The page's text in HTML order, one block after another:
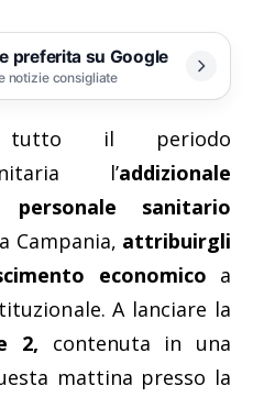
preferita su Google
notizie consigliate
tutto il periodo
l’addizionale
sanitario
Campania, attribuirgli
economico a
A lanciare la
2, contenuta in una
mattina presso la